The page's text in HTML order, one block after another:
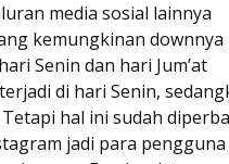
media sosial lainnya
kemungkinan downnya
Senin dan hari Jum’at
di hari Senin,
hal ini sudah
jadi para